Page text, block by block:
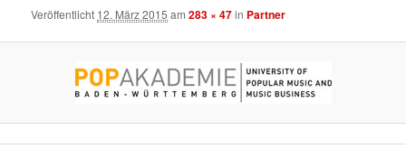
Veröffentlicht 12. März 2015 am283 × 47in Partner